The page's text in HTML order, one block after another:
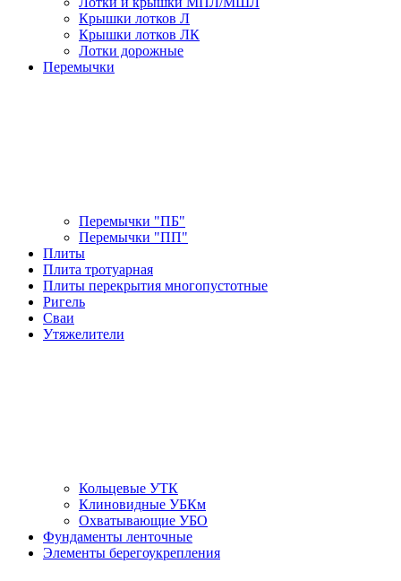
Крышки лотков Л
Крышки лотков ЛК
Лотки дорожные
Перемычки
Перемычки "ПБ"
Перемычки "ПП"
Плиты
Плита тротуарная
Плиты перекрытия многопустотные
Ригель
Сваи
Утяжелители
Кольцевые УТК
Клиновидные УБКм
Охватывающие УБО
Фундаменты ленточные
Элементы берегоукрепления